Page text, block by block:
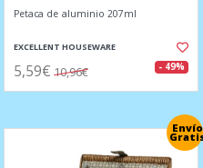
Petaca de aluminio 207ml
EXCELLENT HOUSEWARE
5,59€ 10,96€ - 49%
Envío